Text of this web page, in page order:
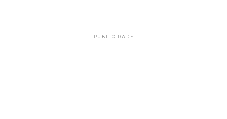
PUBLICIDADE